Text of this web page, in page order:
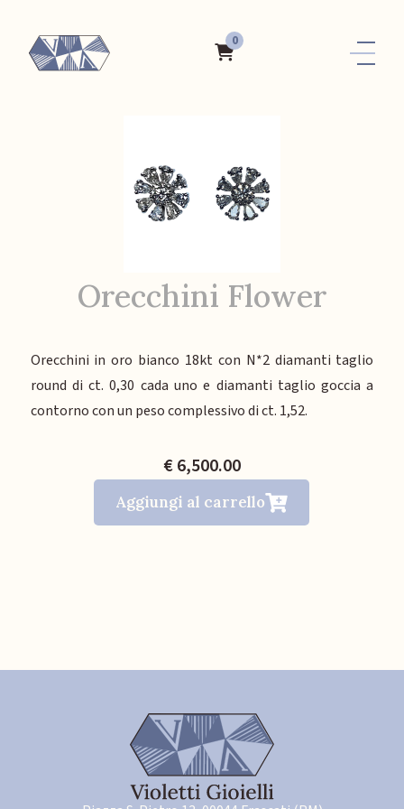
0
Orecchini Flower
Orecchini in oro bianco 18kt con N*2 diamanti taglio
round di ct. 0,30 cada uno e diamanti taglio goccia a
contorno con un peso complessivo di ct. 1,52.
€ 6,500.00
Aggiungi al carrello